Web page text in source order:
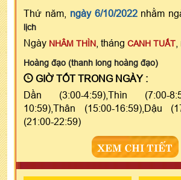
Thứ năm, ngày 6/10/2022nhằm
lịch
Ngày NHÂM THÌN , tháng CANH TUẤT
Hoàng đạo (thanh long hoàng đạo)
GIỜ TỐT TRONG NGÀY :
Dần (3:00-4:59),Thìn (7:00-
10:59),Thân (15:00-16:59),Dậu
(21:00-22:59)
XEM CHI TIẾT